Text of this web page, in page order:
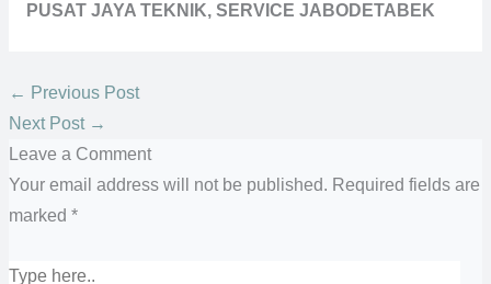
PUSAT JAYA TEKNIK, SERVICE JABODETABEK
← Previous Post
Next Post →
Leave a Comment
Your email address will not be published. Required fields are
marked*